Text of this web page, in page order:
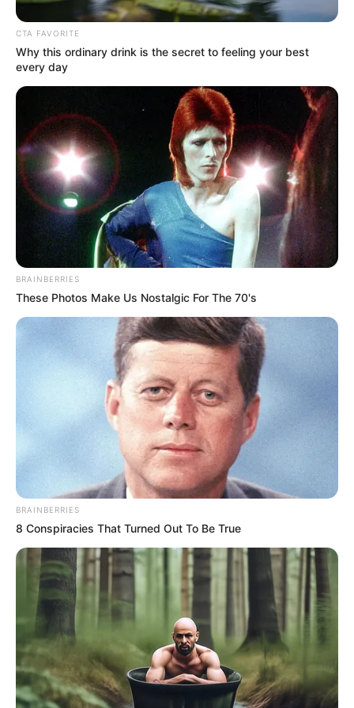
(foto: instagram/_seorina)
Daftar isi
Biodata & Profil
CTA FAVORITE
Why this ordinary drink is the secret to feeling your best
every day
BRAINBERRIES
These Photos Make Us Nostalgic For The 70's
BRAINBERRIES
8 Conspiracies That Turned Out To Be True